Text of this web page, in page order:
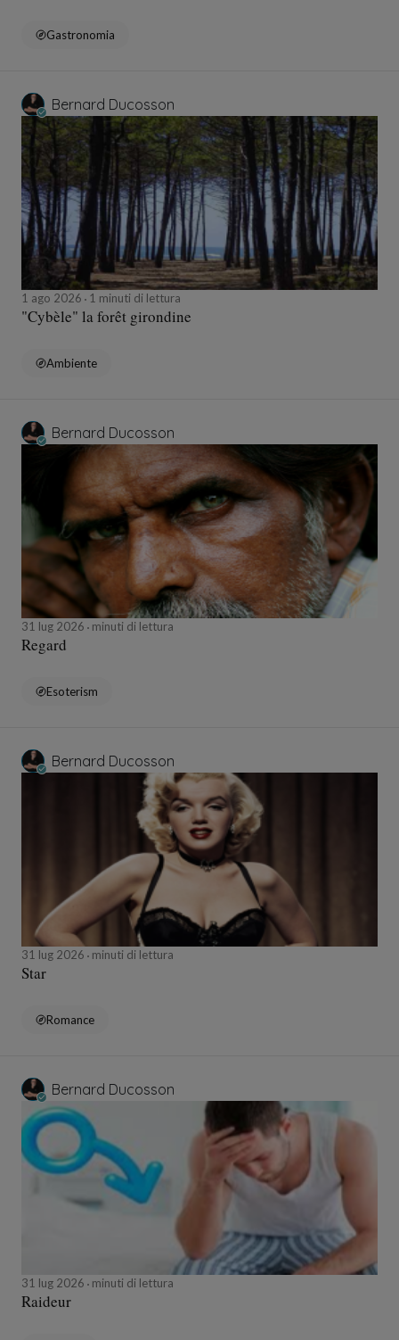
Gastronomia
Bernard Ducosson
1 ago 2026 1 minuti di lettura
"Cybèle" la forêt girondine
Ambiente
Bernard Ducosson
31 lug 2026 minuti di lettura
Regard
Esoterism
Bernard Ducosson
31 lug 2026 minuti di lettura
Star
Romance
Bernard Ducosson
31 lug 2026 minuti di lettura
Raideur